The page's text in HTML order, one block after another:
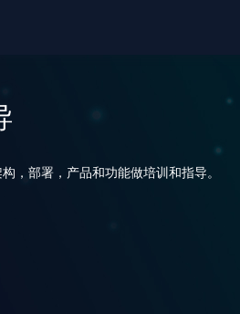
，部署，产品和功能做培训和指导。